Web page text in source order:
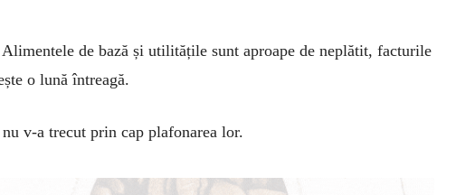
de bază și utilitățile sunt aproape de neplătit, facturile
o lună întreagă.
v-a trecut prin cap plafonarea lor.